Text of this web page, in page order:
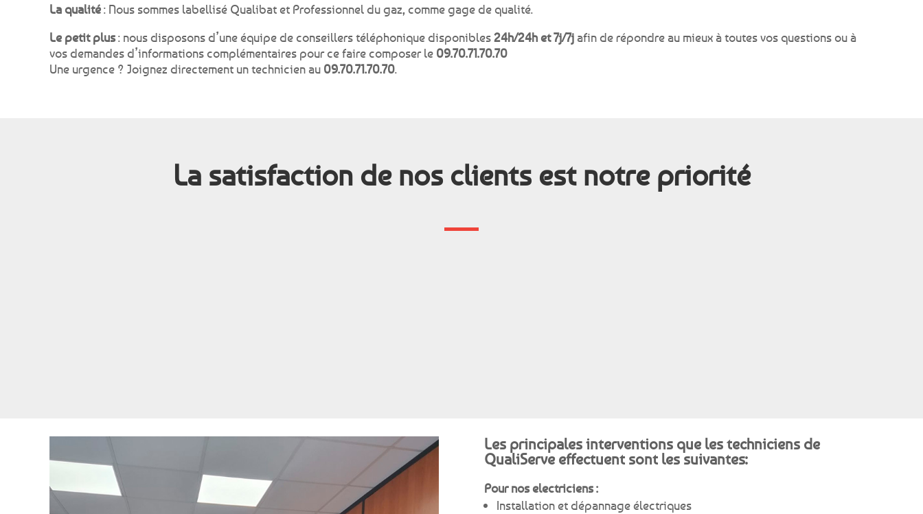
La qualité: Nous sommes labellisé Qualibat et Professionnel du gaz, comme gage de qualité.
Le petit plus: nous disposons d’une équipe de conseillers téléphonique disponibles24h/24h et 7j/7j afin de répondre au mieux à toutes vos questions ou à
vos demandes d’informations complémentaires pour ce faire composer le 09.70.71.70.70
Une urgence ? Joignez directement un technicien au 09.70.71.70.70.
La satisfaction de nos clients est notre priorité
Les principales interventions que les techniciens de
QualiServe effectuent sont les suivantes:
Pour nos electriciens :
Installation et dépannage électriques